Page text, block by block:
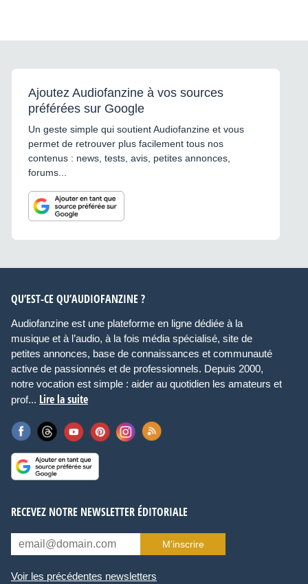
Ajoutez Audiofanzine à vos sources
préférées sur Google
Un geste simple qui soutient Audiofanzine et vous
permet de retrouver plus facilement tous nos
contenus : news, tests, avis, petites annonces,
forums...
QU’EST-CE QU’AUDIOFANZINE ?
Audiofanzine est une plateforme en ligne dédiée à la
musique et à l’audio, à la fois média spécialisé, site de
petites annonces, base de connaissances et communauté
active de passionnés et de professionnels. Depuis 2000,
notre vocation est simple : aider au quotidien les amateurs et
prof... Lire la suite
RECEVEZ NOTRE NEWSLETTER ÉDITORIALE
M’inscrire
Voir les précédentes newsletters